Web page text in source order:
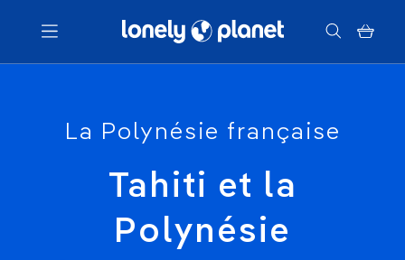
Menu
La Polynésie française
Tahiti et la
Polynésie